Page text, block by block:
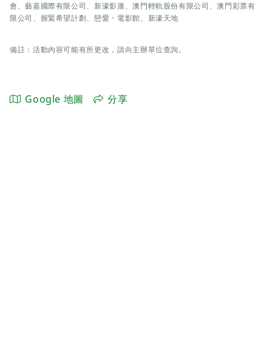
會、藝嘉國際有限公司、新濠影滙、澳門輕軌股份有限公司、澳門彩票有
限公司、握緊希望計劃、戀愛・電影館、新濠天地
備註：活動內容可能有所更改，請向主辦單位查詢。
Google 地圖 分享